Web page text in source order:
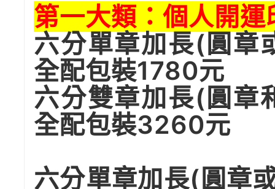
第一大類：個人開
六分單章加長(圓
全配包裝1780元
六分雙章加長(圓
全配包裝3260元
六分單章加長(圓章